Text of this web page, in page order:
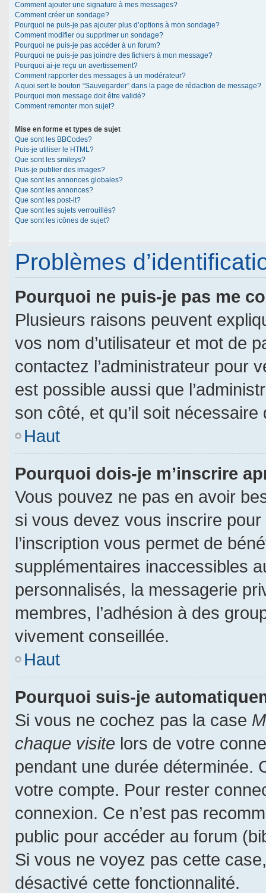
Comment ajouter une signature à mes messages?
Comment créer un sondage?
Pourquoi ne puis-je pas ajouter plus d’options à mon sondage?
Comment modifier ou supprimer un sondage?
Pourquoi ne puis-je pas accéder à un forum?
Pourquoi ne puis-je pas joindre des fichiers à mon message?
Pourquoi ai-je reçu un avertissement?
Comment rapporter des messages à un modérateur?
A quoi sert le bouton “Sauvegarder” dans la page de rédaction de message?
Pourquoi mon message doit être validé?
Comment remonter mon sujet?
Mise en forme et types de sujet
Que sont les BBCodes?
Puis-je utiliser le HTML?
Que sont les smileys?
Puis-je publier des images?
Que sont les annonces globales?
Que sont les annonces?
Que sont les post-it?
Que sont les sujets verrouillés?
Que sont les icônes de sujet?
Problèmes
Pourquoi ne puis-je pas me
Plusieurs raisons peuvent
vos nom d’utilisateur et mot de
contactez l’administrateur pour
est possible aussi que
son côté, et qu’il soit nécessaire
Haut
Pourquoi dois-je m’inscrire
Vous pouvez ne pas en avoir
si vous devez vous inscrire
l’inscription vous permet de
supplémentaires inaccessibles
personnalisés, la messagerie
membres, l’adhésion à des
vivement conseillée.
Haut
Pourquoi suis-je
Si vous ne cochez pas la case
chaque visite lors de votre
pendant une durée déterminée.
votre compte. Pour rester
connexion. Ce n’est pas
public pour accéder au forum
Si vous ne voyez pas cette
désactivé cette fonctionnalité.